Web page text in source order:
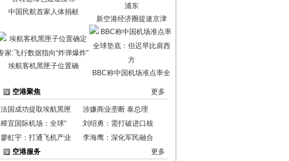
中国民航首家人体捐献
新空港经济圈提速京津
埃航客机黑匣子位置确
BBC称中国机场准点率全
空港聚焦 更多
法国成功提取埃航黑匣
涉嫌商业垄断 泰总理
樟宜国际机场：全球“
刘绍勇：需打破进口核
廖虹宇：打通飞机产业
李海鹰：深化军民融合
空港服务
更多